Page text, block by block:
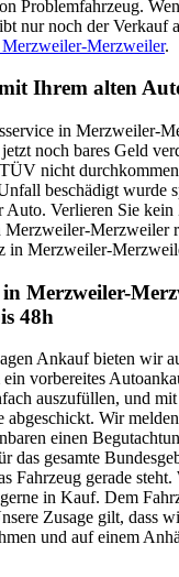
Problemfahrzeug.
nur noch der Verkauf
Merzweiler.
Ihrem alten
in Merzweiler-
noch bares Geld
nicht
beschädigt wurde
Verlieren Sie kein
Merzweiler-Merzweiler
in Merzweiler-
Merzweiler-
48h
Ankauf bieten wir
vorbereites
auszufüllen, und
Wir
einen
das gesamte
Fahrzeug gerade steht.
in Kauf. Dem
Zusage gilt, dass
und auf einem